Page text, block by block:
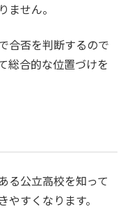
せん。
合否を判断するので
総合的な位置づけを
る公立高校を知って
すくなります。